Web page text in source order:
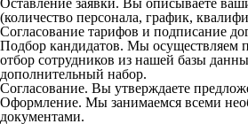
(количество персонала, график,
Согласование тарифов и подписание
Подбор кандидатов. Мы осуществляем
отбор сотрудников из нашей базы
дополнительный набор.
Согласование. Вы утверждаете
Оформление. Мы занимаемся всеми
документами.